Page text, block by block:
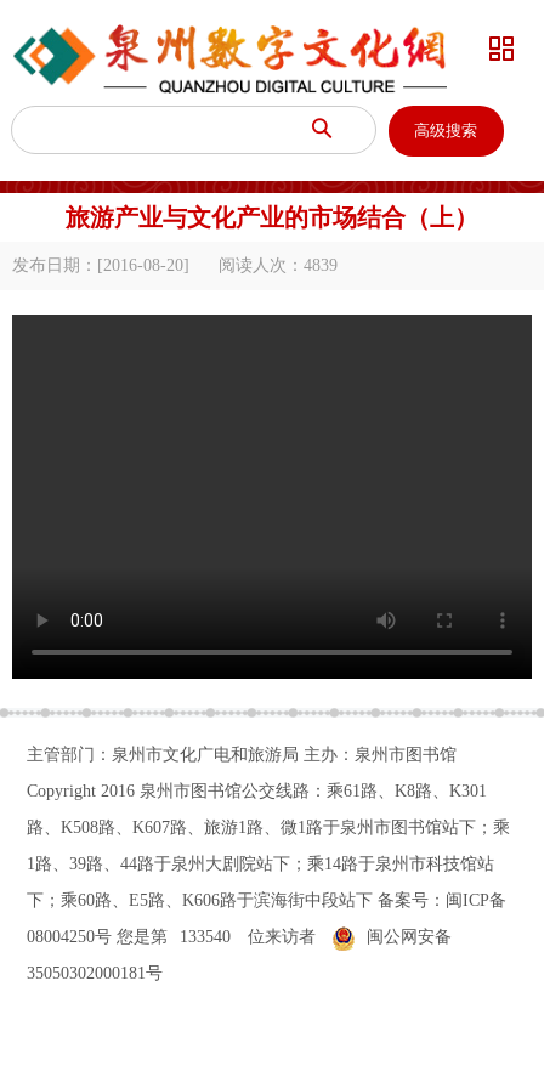
 高级搜索

旅游产业与文化产业的市场结合（上）
发布日期：[2016-08-20] 阅读人次： 4839
主管部门：泉州市文化广电和旅游局 主办：泉州市图书馆
Copyright 2016 泉州市图书馆公交线路：乘61路、K8路、K301
路、K508路、K607路、旅游1路、微1路于泉州市图书馆站下；乘
1路、39路、44路于泉州大剧院站下；乘14路于泉州市科技馆站
下；乘60路、E5路、K606路于滨海街中段站下备案号： 闽ICP备
08004250号 您是第 133540 位来访者
闽公网安备
35050302000181号